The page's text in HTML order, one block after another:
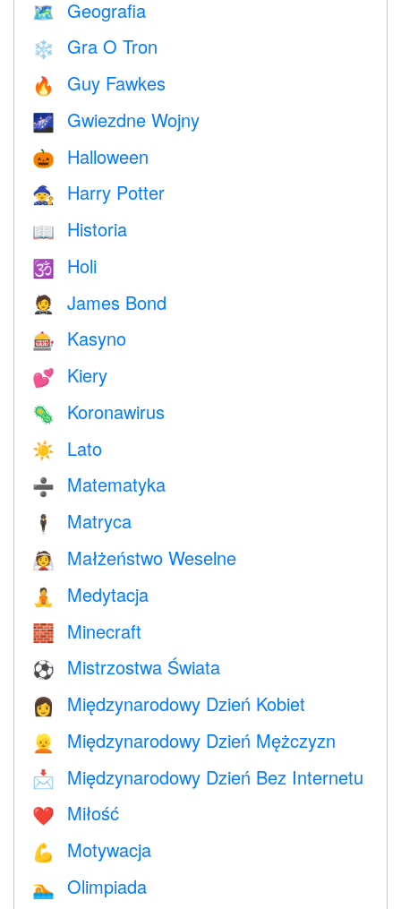
🗺 Geografia
❄️ Gra O Tron
🔥 Guy Fawkes
🌌 Gwiezdne Wojny
🎃 Halloween
🧙 Harry Potter
📖 Historia
🕉 Holi
🤵 James Bond
🎰 Kasyno
💕 Kiery
🦠 Koronawirus
☀️ Lato
➗ Matematyka
🕴️ Matryca
👰 Małżeństwo Weselne
🧘 Medytacja
🧱 Minecraft
⚽ Mistrzostwa Świata
👩 Międzynarodowy Dzień Kobiet
👱 Międzynarodowy Dzień Mężczyzn
📩 Międzynarodowy Dzień Bez Internetu
❤️️ Miłość
💪 Motywacja
🏊 Olimpiada